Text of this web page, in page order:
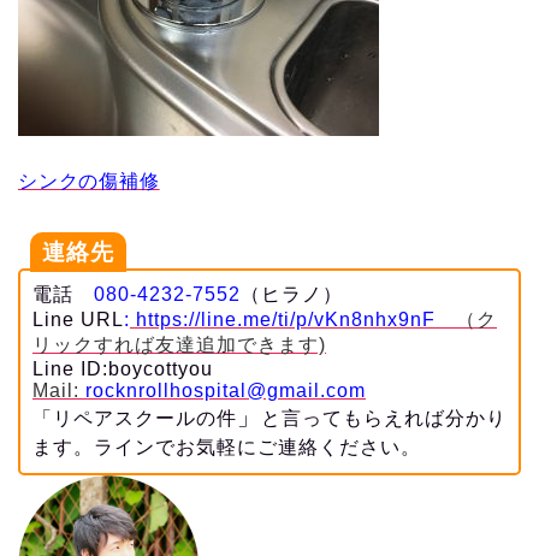
シンクの傷補修
連絡先
電話 080-4232-7552
（ヒラノ）
Line URL: https://line.me/ti/p/vKn8nhx9nF
（ク
リックすれば友達追加できます)
Line ID:boycottyou
Mail: rocknrollhospital@gmail.com
「リペアスクールの件 」
と言ってもらえれば分かり
ます。ラインでお気軽にご連絡ください。